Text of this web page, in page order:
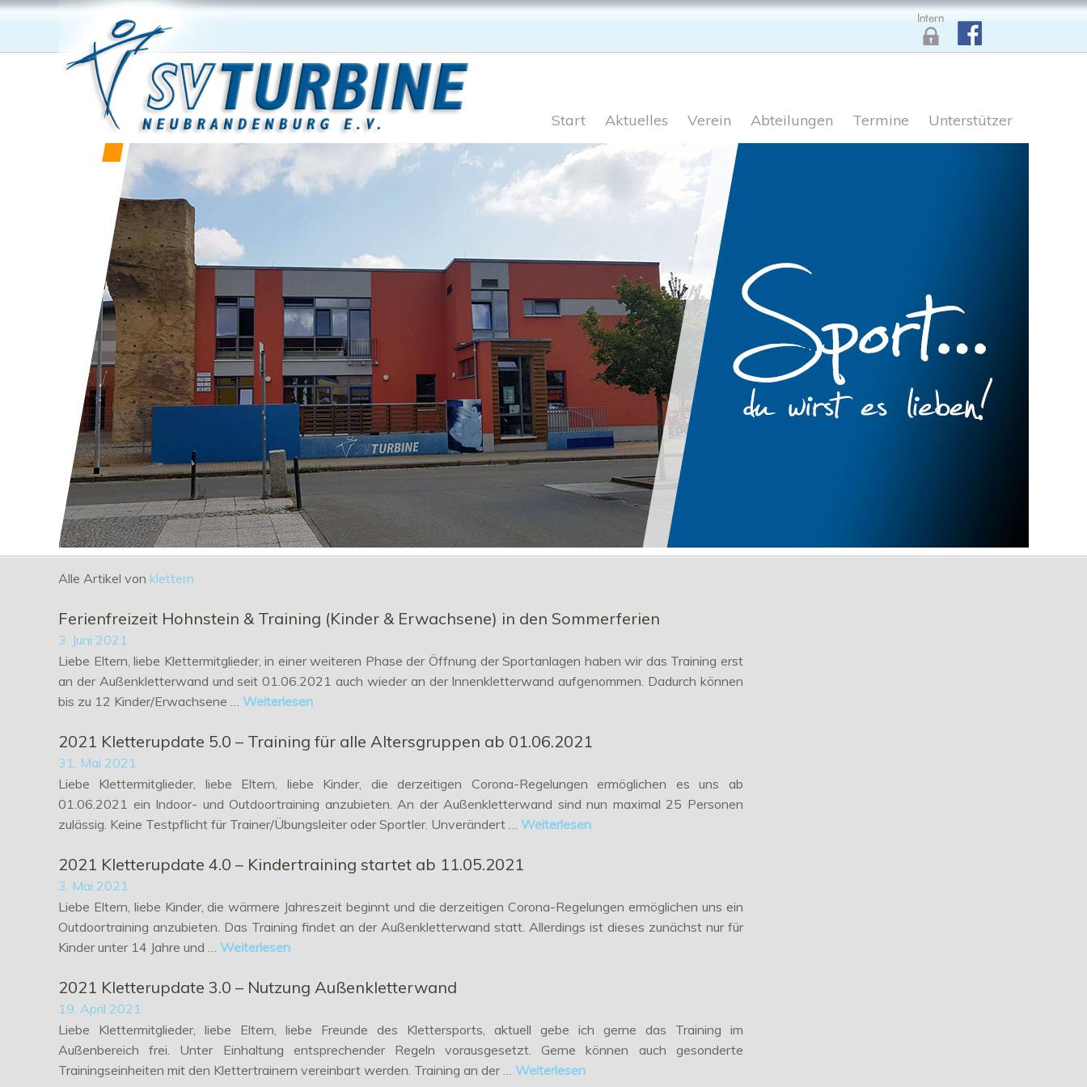
Start Aktuelles Verein Abteilungen Termine Unterstützer
Alle Artikel von klettern
Ferienfreizeit Hohnstein & Training (Kinder & Erwachsene) in den Sommerferien
3. Juni 2021
Liebe Eltern, liebe Klettermitglieder, in einer weiteren Phase der Öffnung der Sportanlagen haben wir das Training erst
an der Außenkletterwand und seit 01.06.2021 auch wieder an der Innenkletterwand aufgenommen. Dadurch können
bis zu 12 Kinder/Erwachsene … Weiterlesen
2021 Kletterupdate 5.0 – Training für alle Altersgruppen ab 01.06.2021
31. Mai 2021
Liebe Klettermitglieder, liebe Eltern, liebe Kinder, die derzeitigen Corona-Regelungen ermöglichen es uns ab
01.06.2021 ein Indoor- und Outdoortraining anzubieten. An der Außenkletterwand sind nun maximal 25 Personen
zulässig. Keine Testpflicht für Trainer/Übungsleiter oder Sportler. Unverändert … Weiterlesen
2021 Kletterupdate 4.0 – Kindertraining startet ab 11.05.2021
3. Mai 2021
Liebe Eltern, liebe Kinder, die wärmere Jahreszeit beginnt und die derzeitigen Corona-Regelungen ermöglichen uns ein
Outdoortraining anzubieten. Das Training findet an der Außenkletterwand statt. Allerdings ist dieses zunächst nur für
Kinder unter 14 Jahre und … Weiterlesen
2021 Kletterupdate 3.0 – Nutzung Außenkletterwand
19. April 2021
Liebe Klettermitglieder, liebe Eltern, liebe Freunde des Klettersports, aktuell gebe ich gerne das Training im
Außenbereich frei. Unter Einhaltung entsprechender Regeln vorausgesetzt. Gerne können auch gesonderte
Trainingseinheiten mit den Klettertrainern vereinbart werden. Training an der … Weiterlesen